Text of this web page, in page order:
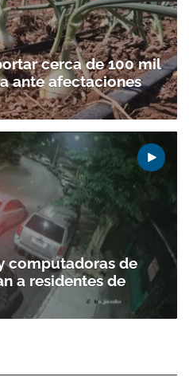
cerca de 100 mil
ante afectaciones
computadoras de
a residentes de